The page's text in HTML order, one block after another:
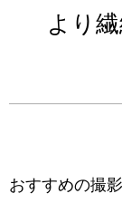
に
より
おすすめの撮